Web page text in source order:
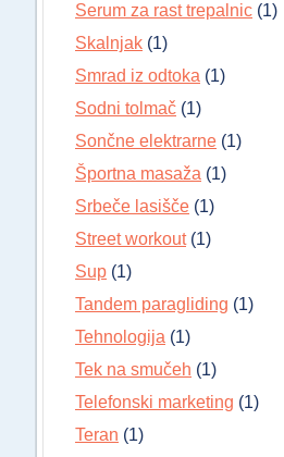
Serum za rast trepalnic (1)
Skalnjak (1)
Smrad iz odtoka (1)
Sodni tolmač (1)
Sončne elektrarne (1)
Športna masaža (1)
Srbeče lasišče (1)
Street workout(1)
Sup (1)
Tandem paragliding (1)
Tehnologija (1)
Tek na smučeh (1)
Telefonski marketing (1)
Teran (1)